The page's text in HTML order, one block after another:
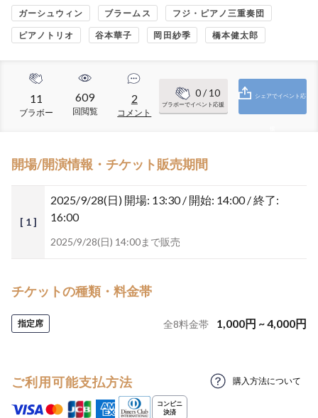
ガーシュウィン ブラームス フジ・ピアノ三重奏団
ピアノトリオ 谷本華子 岡田紗季 橋本健太郎
11
ブラボー
609
回閲覧
2
コメント
0/ 10
ブラボーでイベント応援
シェアでイベント応
開場/開演情報・チケット販売期間
[ 1 ]
2025/9/28(日) 開場: 13:30 / 開始: 14:00 / 終了:
16:00
2025/9/28(日) 14:00まで販売
チケットの種類・料金帯
指定席 全8料金帯 1,000円 ~4,000円
ご利用可能支払方法 購入方法について